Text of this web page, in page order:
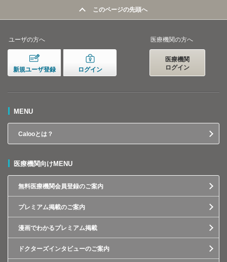
このページの先頭へ
ユーザの方へ
新規ユーザ登録 ログイン
医療機関の方へ
医療機関
ログイン
MENU
Calooとは？
医療機関向けMENU
無料医療機関会員登録のご案内
プレミアム掲載のご案内
漫画でわかるプレミアム掲載
ドクターズインタビューのご案内